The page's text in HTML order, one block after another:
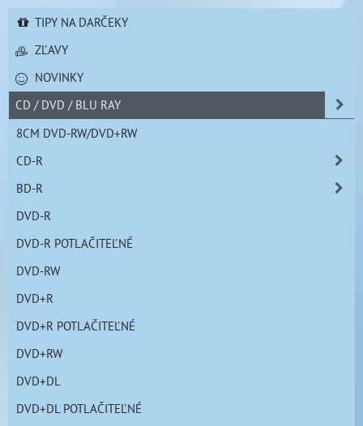
TIPY NA DARČEKY
ZĽAVY
NOVINKY
CD / DVD / BLU RAY
8CM DVD-RW/DVD+RW
CD-R
BD-R
DVD-R
DVD-R POTLAČITEĽNÉ
DVD-RW
DVD+R
DVD+R POTLAČITEĽNÉ
DVD+RW
DVD+DL
DVD+DL POTLAČITEĽNÉ